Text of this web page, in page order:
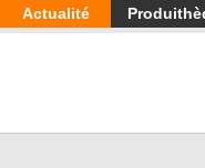
Aller
au
Actualité